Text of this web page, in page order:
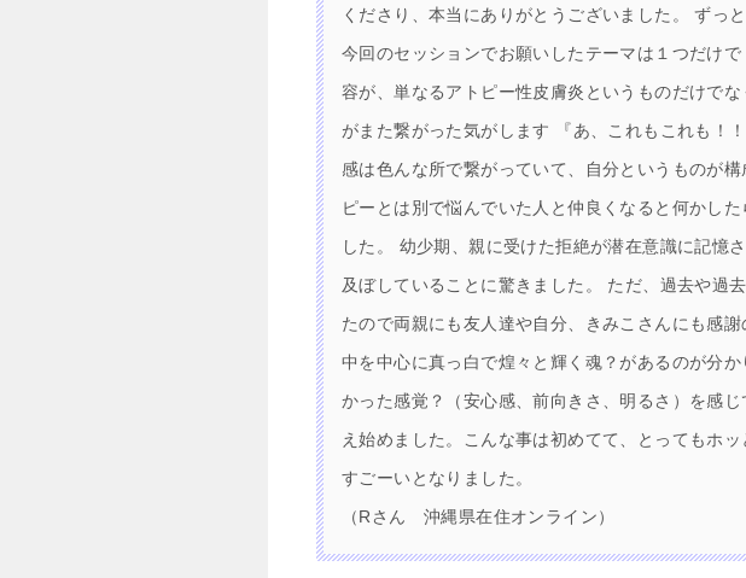
くださり、本当にありがとうございました。 ずっ
今回のセッションでお願いしたテーマは１つだけ
容が、単なるアトピー性皮膚炎というものだけで
がまた繋がった気がします 『あ、これもこれも！
感は色んな所で繋がっていて、自分というものが
ピーとは別で悩んでいた人と仲良くなると何かし
した。 幼少期、親に受けた拒絶が潜在意識に記憶
及ぼしていることに驚きました。 ただ、過去や過
たので両親にも友人達や自分、きみこさんにも感
中を中心に真っ白で煌々と輝く魂？があるのが分
かった感覚？（安心感、前向きさ、明るさ）を感
え始めました。こんな事は初めてて、とってもホ
すごーいとなりました。
（Rさん 沖縄県在住オンライン）